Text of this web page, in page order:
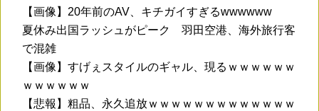
【画像】20年前のAV、キチガイすぎるwwwwww
夏休み出国ラッシュがピーク 羽田空港、海外旅行客
で混雑
【画像】すげぇスタイルのギャル、現るｗｗｗｗｗｗ
ｗｗｗｗｗｗ
【悲報】粗品、永久追放ｗｗｗｗｗｗｗｗｗｗｗｗｗ